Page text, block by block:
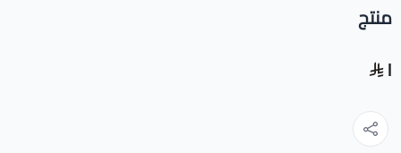
منتج
١